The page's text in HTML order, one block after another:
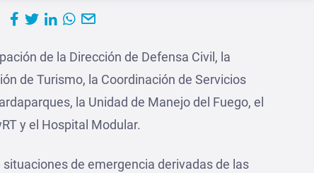
de la Dirección de Defensa Civil, la
de Turismo, la Coordinación de Servicios
la Unidad de Manejo del Fuego, el
y el Hospital Modular.
de emergencia derivadas de las